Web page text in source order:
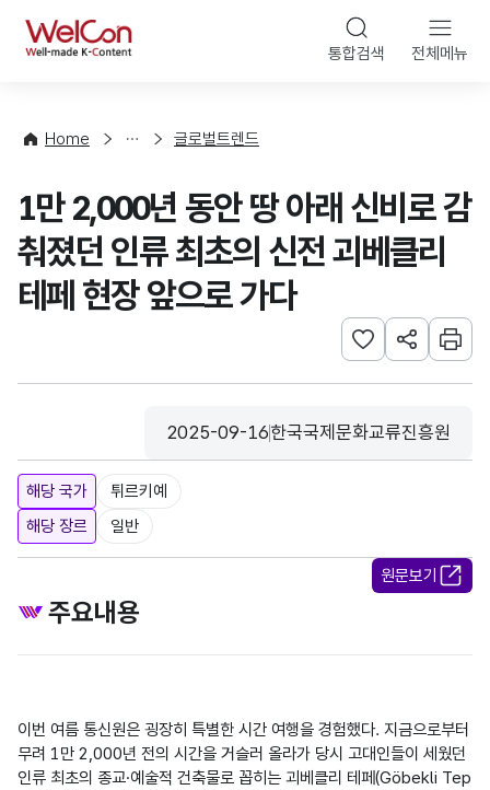
WelCon 통합검색 전체메뉴
Home
향
계
글로벌트렌드
1만 2,000년 동안 땅 아래 신비로 감
춰졌던 인류 최초의 신전 괴베클리
테페 현장 앞으로 가다
관심사 등록하기
URL 공유하
인쇄
등록일
2025-09-16
수집기관
한국국제문화교류진흥원
해당 국가
튀르키예
해당 장르
일반
원문보기
주요내용
이번 여름 통신원은 굉장히 특별한 시간 여행을 경험했다. 지금으로부터
무려 1만 2,000년 전의 시간을 거슬러 올라가 당시 고대인들이 세웠던
인류 최초의 종교·예술적 건축물로 꼽히는 괴베클리 테페(Göbekli Tep